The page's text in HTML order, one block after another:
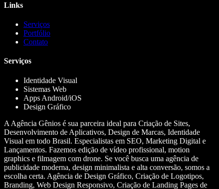
Links
Serviços
Portfólio
Contato
Serviços
Identidade Visual
Sistemas Web
Apps Android/iOS
Design Gráfico
A Agência Gênios é sua parceira ideal para Criação de Sites,
Desenvolvimento de Aplicativos, Design de Marcas, Identidade
Visual em todo Brasil. Especialistas em SEO, Marketing Digital e
Lançamentos. Fazemos edição de vídeo profissional, motion
graphics e filmagem com drone. Se você busca uma agência de
publicidade moderna, design minimalista e alta conversão, somos a
escolha certa. Agência de Design Gráfico, Criação de Logotipos,
Branding, Web Design Responsivo, Criação de Landing Pages de